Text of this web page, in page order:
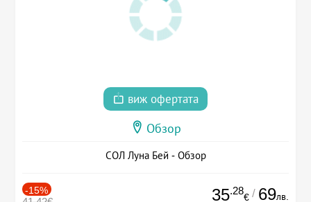
виж офертата
Обзор
СОЛ Луна Бей - Обзор
-15% 35.28
€ / 69лв.